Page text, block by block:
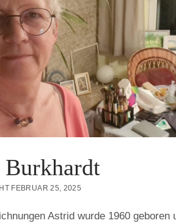
FEBRUAR 25, 2025
Astrid wurde 1960 geboren